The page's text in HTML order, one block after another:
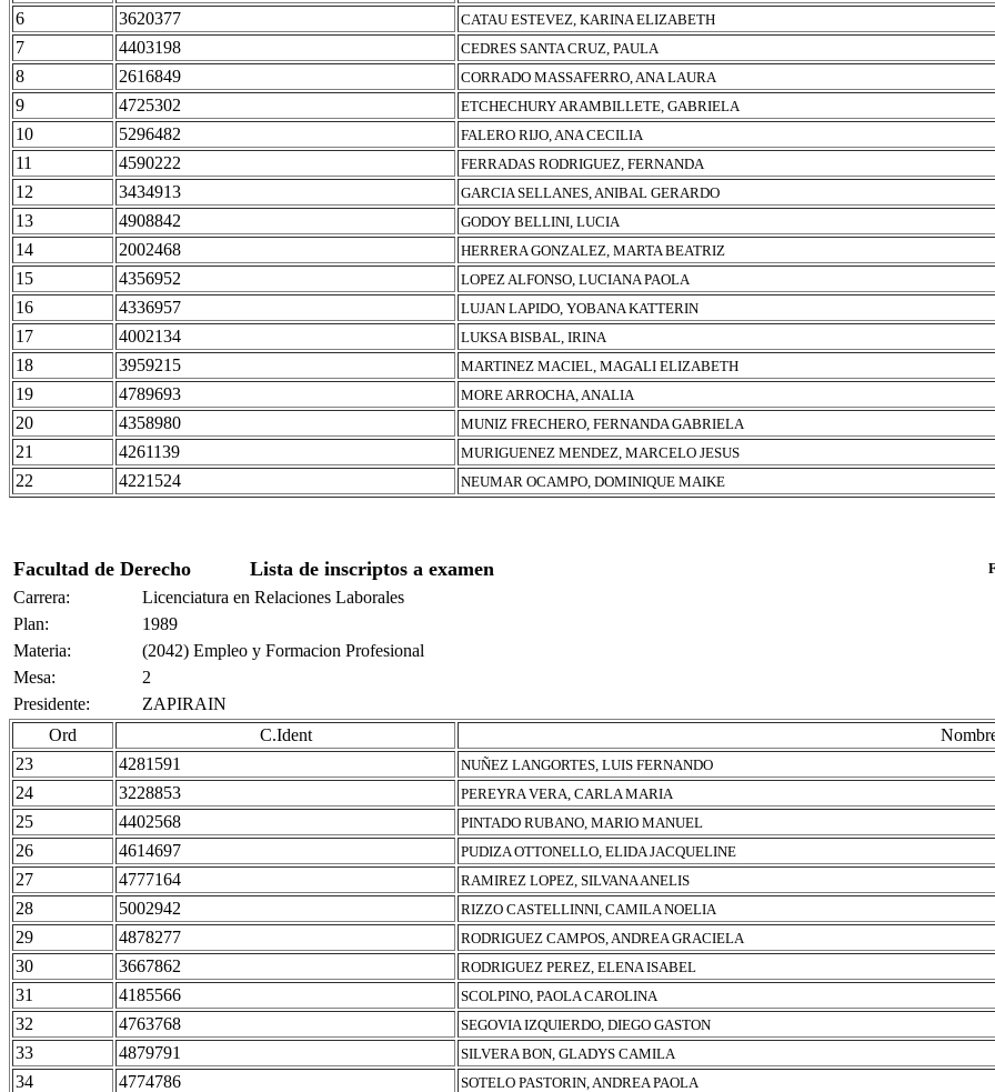
6 3620377 CATAU ESTEVEZ, KARINA ELIZABETH
7 4403198 CEDRES SANTA CRUZ, PAULA
8 2616849 CORRADO MASSAFERRO, ANA LAURA
9 4725302 ETCHECHURY ARAMBILLETE, GABRIELA
10 5296482 FALERO RIJO, ANA CECILIA
11 4590222 FERRADAS RODRIGUEZ, FERNANDA
12 3434913 GARCIA SELLANES, ANIBAL GERARDO
13 4908842 GODOY BELLINI, LUCIA
14 2002468 HERRERA GONZALEZ, MARTA BEATRIZ
15 4356952 LOPEZ ALFONSO, LUCIANA PAOLA
16 4336957 LUJAN LAPIDO, YOBANA KATTERIN
17 4002134 LUKSA BISBAL, IRINA
18 3959215 MARTINEZ MACIEL, MAGALI ELIZABETH
19 4789693 MORE ARROCHA, ANALIA
20 4358980 MUNIZ FRECHERO, FERNANDA GABRIELA
21 4261139 MURIGUENEZ MENDEZ, MARCELO JESUS
22 4221524 NEUMAR OCAMPO, DOMINIQUE MAIKE
Facultad de Derecho Lista de inscriptos a examen
Carrera:
Licenciatura en Relaciones Laborales
Plan:
1989
Materia:
(2042) Empleo y Formacion Profesional
Mesa:
2
Presidente:
ZAPIRAIN
Ord
C.Ident
23
4281591 NUÑEZ LANGORTES, LUIS FERNANDO
24 3228853 PEREYRA VERA, CARLA MARIA
25 4402568 PINTADO RUBANO, MARIO MANUEL
26 4614697 PUDIZA OTTONELLO, ELIDA JACQUELINE
27 4777164 RAMIREZ LOPEZ, SILVANA ANELIS
28 5002942 RIZZO CASTELLINNI, CAMILA NOELIA
29 4878277 RODRIGUEZ CAMPOS, ANDREA GRACIELA
30 3667862 RODRIGUEZ PEREZ, ELENA ISABEL
31 4185566 SCOLPINO, PAOLA CAROLINA
32 4763768 SEGOVIA IZQUIERDO, DIEGO GASTON
33 4879791 SILVERA BON, GLADYS CAMILA
34 4774786 SOTELO PASTORIN, ANDREA PAOLA